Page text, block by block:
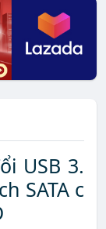
USB 3.
SATA c